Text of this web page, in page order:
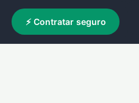
⚡ Contratar seguro